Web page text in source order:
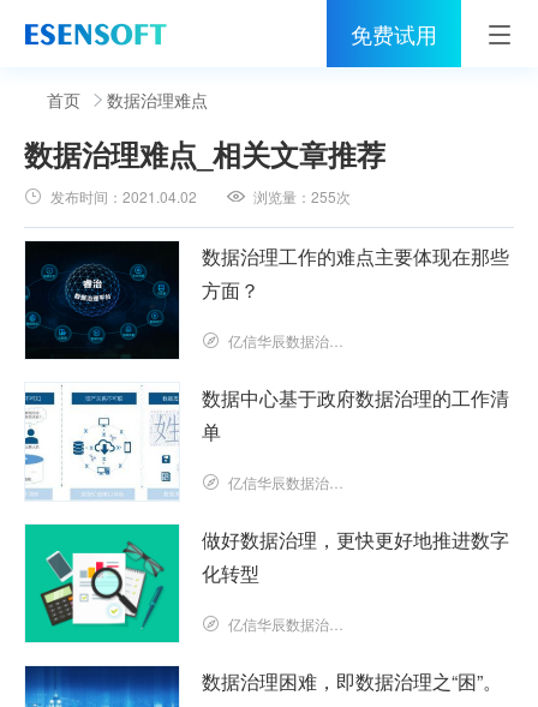
免费试用
首页
睿治
解决方案
伙伴
服务
关于亿信
400-0011-866
首页 数据治理难点
数据治理难点 _相关文章推荐
发布时间：2021.04.02 浏览量：255次
数据治理工作的难点主要体现在那些
方面？
亿信华辰数据治理研究院
数据中心基于政府数据治理的工作清
单
亿信华辰数据治理研究院
做好数据治理，更快更好地推进数字
化转型
亿信华辰数据治理研究院
数据治理困难，即数据治理之“困”。